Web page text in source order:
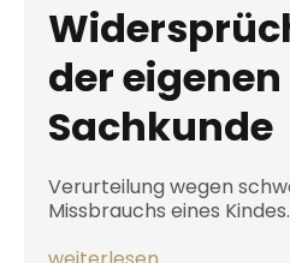
der eigenen
Sachkunde
Verurteilung wegen
Missbrauchs eines Kindes.